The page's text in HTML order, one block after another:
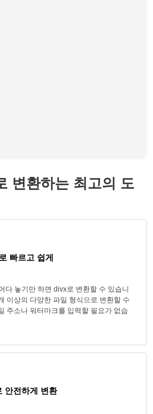
변환하는 최고의 도
빠르고 쉽게
다 놓기만 하면 divx로 변환할 수 있습니
이상의 다양한 파일 형식으로 변환할 수
주소나 워터마크를 입력할 필요가 없습
안전하게 변환